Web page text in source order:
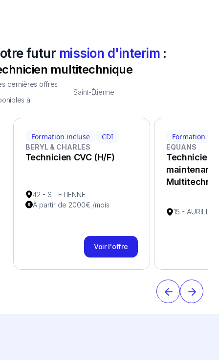
futur mission d'interim :
multitechnique
dernières offres
à
Saint-Étienne
CDI
Formation incluse
BERYL & CHARLES
Technicien CVC (H/F)
42 - ST ETIENNE
À partir de 2000€ /mois
Voir l'offre
Formation
EQUANS
Technicien
15 - AURILLAC